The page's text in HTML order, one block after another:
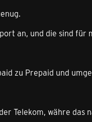
an, und die sind für
zu Prepaid und
Telekom, währe das